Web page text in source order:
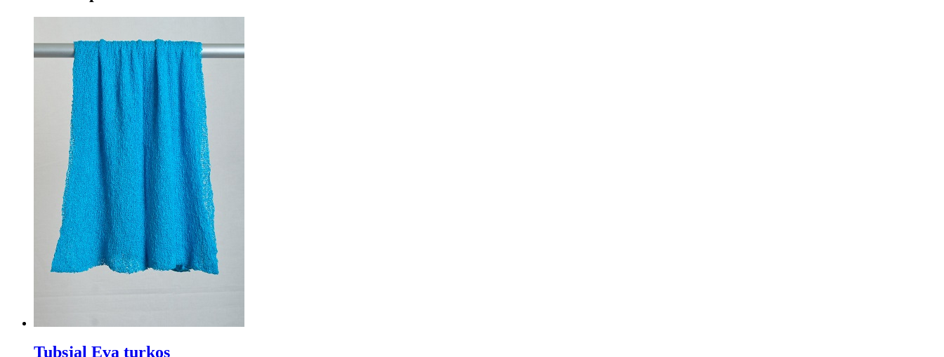
Tubsjal Eva turkos